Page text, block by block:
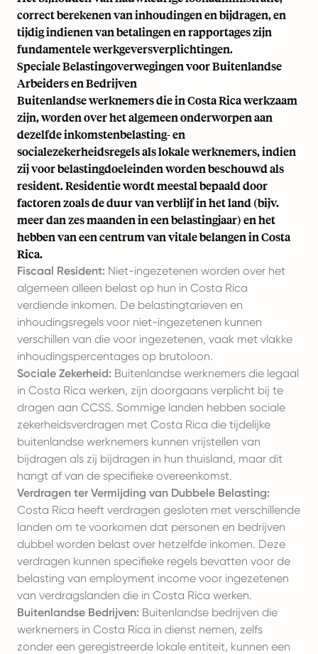
correct berekenen van inhoudingen en bijdragen, en
tijdig indienen van betalingen en rapportages zijn
fundamentele werkgeversverplichtingen.
Speciale Belastingoverwegingen voor Buitenlandse
Arbeiders en Bedrijven
Buitenlandse werknemers die in Costa Rica werkzaam
zijn, worden over het algemeen onderworpen aan
dezelfde inkomstenbelasting- en
socialezekerheidsregels als lokale werknemers, indien
zij voor belastingdoeleinden worden beschouwd als
resident. Residentie wordt meestal bepaald door
factoren zoals de duur van verblijf in het land (bijv.
meer dan zes maanden in een belastingjaar) en het
hebben van een centrum van vitale belangen in Costa
Rica.
Fiscaal Resident: Niet-ingezetenen worden over het
algemeen alleen belast op hun in Costa Rica
verdiende inkomen. De belastingtarieven en
inhoudingsregels voor niet-ingezetenen kunnen
verschillen van die voor ingezetenen, vaak met vlakke
inhoudingspercentages op brutoloon.
Sociale Zekerheid: Buitenlandse werknemers die legaal
in Costa Rica werken, zijn doorgaans verplicht bij te
dragen aan CCSS. Sommige landen hebben sociale
zekerheidsverdragen met Costa Rica die tijdelijke
buitenlandse werknemers kunnen vrijstellen van
bijdragen als zij bijdragen in hun thuisland, maar dit
hangt af van de specifieke overeenkomst.
Verdragen ter Vermijding van Dubbele Belasting:
Costa Rica heeft verdragen gesloten met verschillende
landen om te voorkomen dat personen en bedrijven
dubbel worden belast over hetzelfde inkomen. Deze
verdragen kunnen specifieke regels bevatten voor de
belasting van employment income voor ingezetenen
van verdragslanden die in Costa Rica werken.
Buitenlandse Bedrijven: Buitenlandse bedrijven die
werknemers in Costa Rica in dienst nemen, zelfs
zonder een geregistreerde lokale entiteit, kunnen een